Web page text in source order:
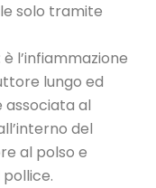
solo tramite
: è l’infiammazione
lungo ed
al
del
al polso e